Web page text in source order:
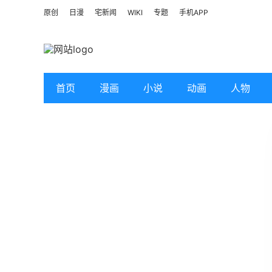
原创 日漫 宅新闻 WIKI 专题 手机APP
首页 漫画 小说 动画 人物